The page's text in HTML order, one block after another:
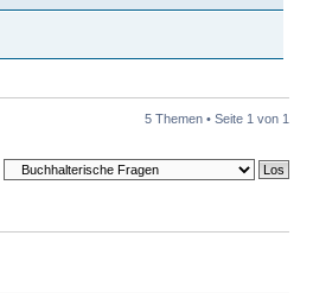
5 Themen • Seite 1 von 1